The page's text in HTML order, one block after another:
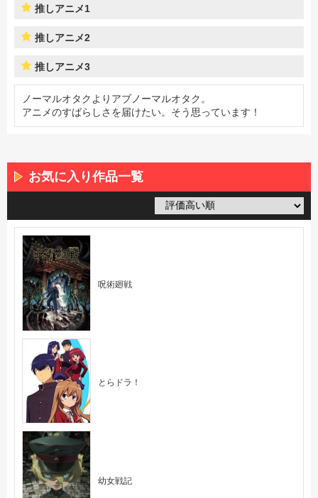
推しアニメ1
推しアニメ2
推しアニメ3
ノーマルオタクよりアブノーマルオタク。
アニメのすばらしさを届けたい。そう思っています！
お気に入り作品一覧
呪術廻戦
とらドラ！
幼女戦記